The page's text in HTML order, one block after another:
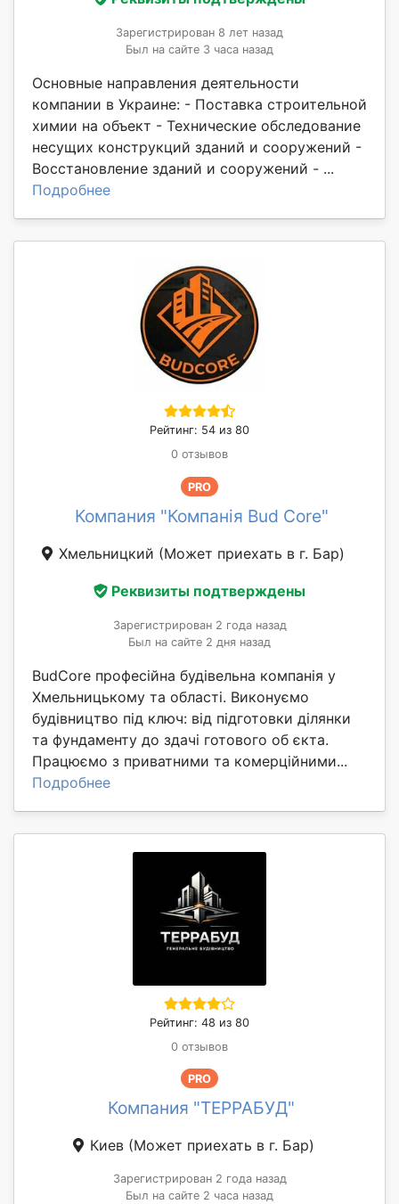
Зарегистрирован 8 лет назад
Был на сайте 3 часа назад
Основные направления деятельности
компании в Украине: - Поставка строительной
химии на объект - Технические обследование
несущих конструкций зданий и сооружений -
Восстановление зданий и сооружений - ...
Подробнее
Рейтинг: 54 из 80
0 отзывов
PRO
Компания "Компанія Bud Core"
Хмельницкий (Может приехать в г. Бар)
Реквизиты подтверждены
Зарегистрирован 2 года назад
Был на сайте 2 дня назад
BudCore професійна будівельна компанія у
Хмельницькому та області. Виконуємо
будівництво під ключ: від підготовки ділянки
та фундаменту до здачі готового об єкта.
Працюємо з приватними та комерційними...
Подробнее
Рейтинг: 48 из 80
0 отзывов
PRO
Компания "ТЕРРАБУД"
Киев (Может приехать в г. Бар)
Зарегистрирован 2 года назад
Был на сайте 2 часа назад